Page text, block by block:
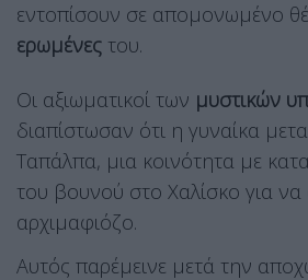
εντοπίσουν σε απομονωμένο
ερωμένες του.
Οι αξιωματικοί των μυστικών
διαπίστωσαν ότι η γυναίκα
Ταπάλπα, μια κοινότητα με
του βουνού στο Χαλίσκο για να
αρχιμαφιόζο.
Αυτός παρέμεινε μετά την